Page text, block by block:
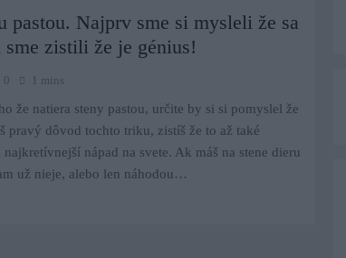
pastou. Najprv sme si mysleli že sa
zistili že je génius!
0 1 mins
že natiera steny pastou, určite by si si pomyslel že
pravý dôvod tochto triku, zistíš že to až také
nápad na svete. Ak máš na stene dieru
už nieje, alebo len náhodou…